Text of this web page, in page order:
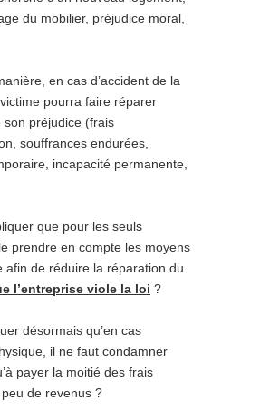
du mobilier, préjudice moral,
en cas d’accident de la
pourra faire réparer
son préjudice (frais
souffrances endurées,
incapacité permanente,
que pour les seuls
prendre en compte les moyens
afin de réduire la réparation du
l’entreprise viole la loi ?
désormais qu’en cas
il ne faut condamner
payer la moitié des frais
peu de revenus ?